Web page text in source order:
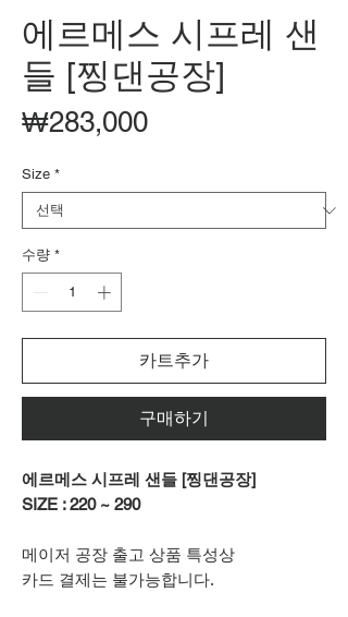
에르메스 시프레 샌
들 [찡댄공장]
₩283,000가
Size *
수량 *
카트추가
구매하기
에르메스 시프레 샌들 [찡댄공장]
SIZE : 220 ~ 290
메이저 공장 출고 상품 특성상
카드 결제는 불가능합니다.